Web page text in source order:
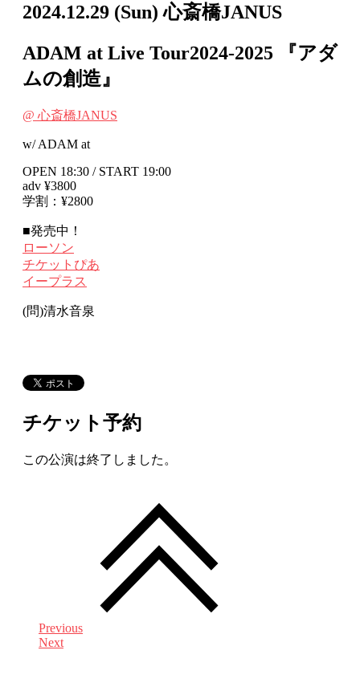
2024.12.29 (Sun) 心斎橋JANUS
ADAM at Live Tour2024-2025 『アダ
ムの創造』
@ 心斎橋JANUS
w/ ADAM at
OPEN 18:30 / START 19:00
adv ¥3800
学割：¥2800
■発売中！
ローソン
チケットぴあ
イープラス
(問)清水音泉
チケット予約
この公演は終了しました。
Previous
Next